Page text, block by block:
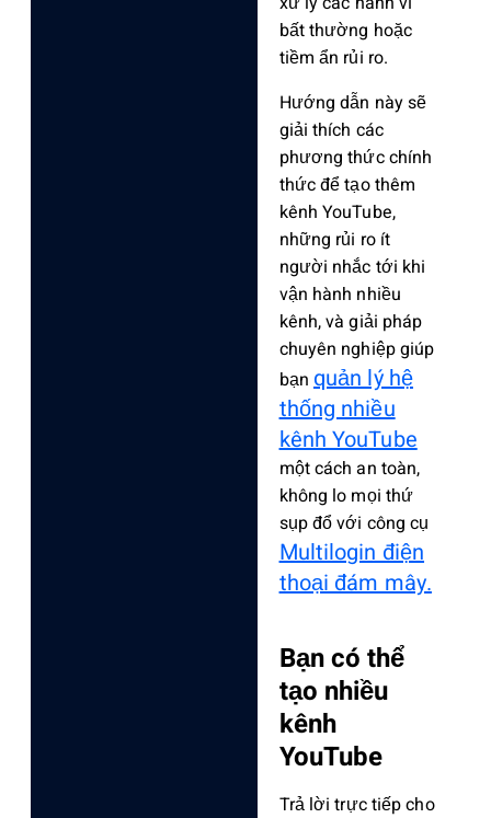
bất thường hoặc
tiềm ẩn rủi ro.
Hướng dẫn này sẽ
giải thích các
phương thức chính
thức để tạo thêm
kênh YouTube,
những rủi ro ít
người nhắc tới khi
vận hành nhiều
kênh, và giải pháp
chuyên nghiệp giúp
bạn quản lý hệ
thống nhiều
kênh YouTube
một cách an toàn,
không lo mọi thứ
sụp đổ với công cụ
Multilogin điện
thoại đám mây.
Bạn có thể
tạo nhiều
kênh
YouTube
Trả lời trực tiếp cho